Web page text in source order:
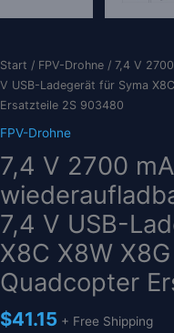
Start / FPV-Drohne / 7,4 V
V USB-Ladegerät für Syma
Ersatzteile 2S 903480
FPV-Drohne
7,4 V 2700
7,4 V USB-
X8C X8W
Quadcopter
$41.15 + Free Shipping